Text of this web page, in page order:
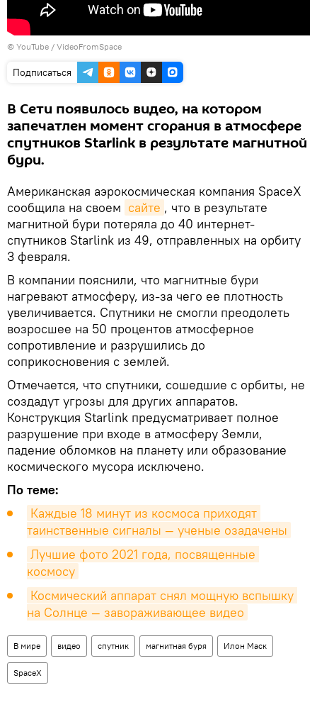
© YouTube / VideoFromSpace
Подписаться
В Сети появилось видео, на котором
запечатлен момент сгорания в атмосфере
спутников Starlink в результате магнитной
бури.
Американская аэрокосмическая компания SpaceX
сообщила на своем сайте , что в результате
магнитной бури потеряла до 40 интернет-
спутников Starlink из 49, отправленных на орбиту
3 февраля.
В компании пояснили, что магнитные бури
нагревают атмосферу, из-за чего ее плотность
увеличивается. Спутники не смогли преодолеть
возросшее на 50 процентов атмосферное
сопротивление и разрушились до
соприкосновения с землей.
Отмечается, что спутники, сошедшие с орбиты, не
создадут угрозы для других аппаратов.
Конструкция Starlink предусматривает полное
разрушение при входе в атмосферу Земли,
падение обломков на планету или образование
космического мусора исключено.
По теме:
Каждые 18 минут из космоса приходят
таинственные сигналы — ученые озадачены
Лучшие фото 2021 года, посвященные
космосу
Космический аппарат снял мощную вспышку
на Солнце — завораживающее видео
В мире видео спутник магнитная буря Илон Маск
SpaceX